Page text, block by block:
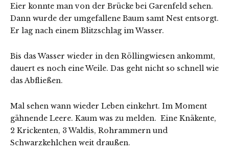
Eier konnte man von der Brücke bei Garenfeld sehen.
Dann wurde der umgefallene Baum samt Nest entsorgt.
Er lag nach einem Blitzschlag im Wasser.
Bis das Wasser wieder in den Röllingwiesen ankommt,
dauert es noch eine Weile. Das geht nicht so schnell wie
das Abfließen.
Mal sehen wann wieder Leben einkehrt. Im Moment
gähnende Leere. Kaum was zu melden. Eine Knäkente,
2 Krickenten, 3 Waldis, Rohrammern und
Schwarzkehlchen weit draußen.